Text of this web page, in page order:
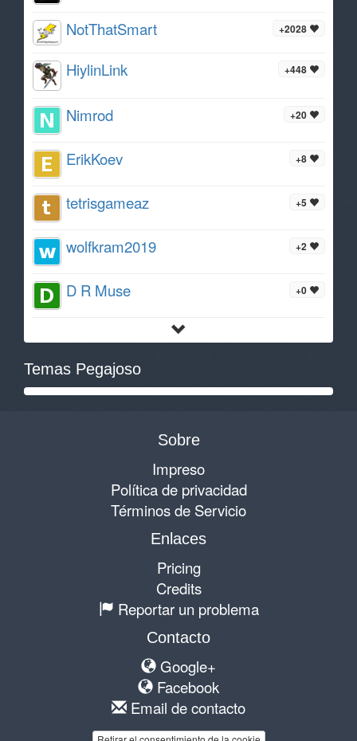
+2028
NotThatSmart
+448
HiylinLink
+20
Nimrod
+8
ErikKoev
+5
tetrisgameaz
+2
wolfkram2019
+0
D R Muse
Temas Pegajoso
Sobre
Impreso
Política de privacidad
Términos de Servicio
Enlaces
Pricing
Credits
Reportar un problema
Contacto
Google+
Facebook
Email de contacto